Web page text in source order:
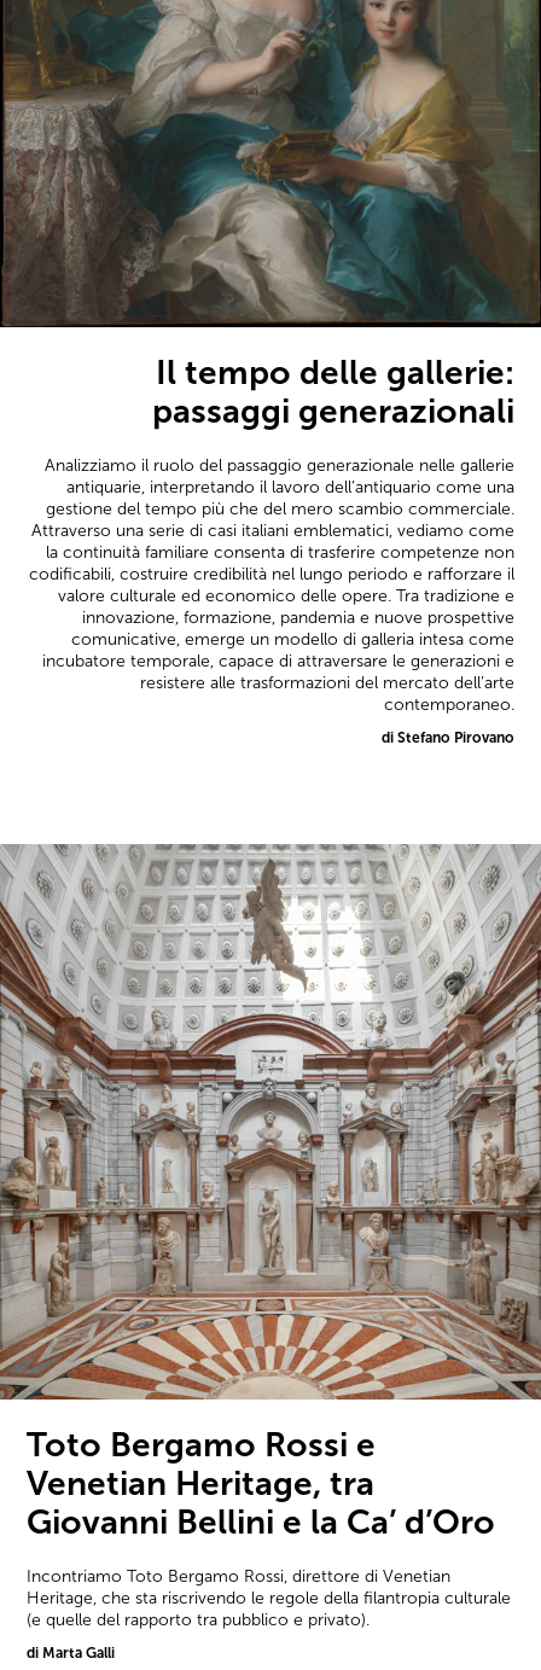
Il tempo delle gallerie:
passaggi generazionali
Analizziamo il ruolo del passaggio generazionale nelle gallerie
antiquarie, interpretando il lavoro dell’antiquario come una
gestione del tempo più che del mero scambio commerciale.
Attraverso una serie di casi italiani emblematici, vediamo come
la continuità familiare consenta di trasferire competenze non
codificabili, costruire credibilità nel lungo periodo e rafforzare il
valore culturale ed economico delle opere. Tra tradizione e
innovazione, formazione, pandemia e nuove prospettive
comunicative, emerge un modello di galleria intesa come
incubatore temporale, capace di attraversare le generazioni e
resistere alle trasformazioni del mercato dell’arte
contemporaneo.
di Stefano Pirovano
Toto Bergamo Rossi e
Venetian Heritage, tra
Giovanni Bellini e la Ca’ d’Oro
Incontriamo Toto Bergamo Rossi, direttore di Venetian
Heritage, che sta riscrivendo le regole della filantropia culturale
(e quelle del rapporto tra pubblico e privato).
di Marta Galli